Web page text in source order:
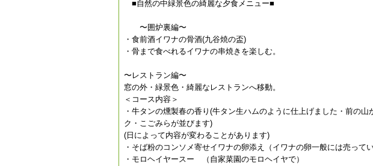
■自然の中緑景色の綺麗な夕食メニュー■
〜囲炉裏編〜
・食前酒イワナの骨酒(九谷焼の盃)
・骨まで食べれるイワナの串焼きを楽しむ。
〜レストラン編〜
窓の外・緑景色・綺麗なレストランへ移動。
＜コース内容＞
・牛タンの燻製春の香り(牛タン生ハムのように仕上げました・前の
ク・こごみらが並びます)
(日によって内容が変わることがあります)
・そば粉のコンソメ寄せイワナの卵添え（イワナの卵一般には売ってい
・モロヘイヤースー （自家菜園のモロヘイヤで）